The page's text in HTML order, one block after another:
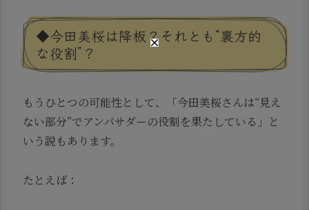
◆今田美桜は降板？それとも“裏方的
な役割”？
もうひとつの可能性として、「今田美桜さんは“見え
ない部分”でアンバサダーの役割を果たしている」と
いう説もあります。
たとえば：